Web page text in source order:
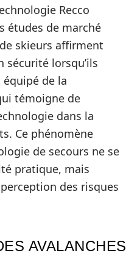
Recco
études de marché
skieurs affirment
sécurité lorsqu’ils
de la
témoigne de
dans la
Ce phénomène
de secours ne se
pratique, mais
des risques
AVALANCHES